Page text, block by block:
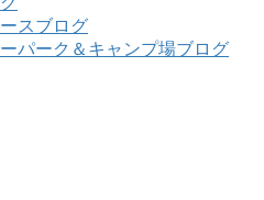
スブログ
パーク＆キャンプ場ブログ